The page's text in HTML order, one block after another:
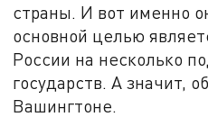
страны. И вот именно
основной целью
России на несколько
государств. А значит,
Вашингтоне.